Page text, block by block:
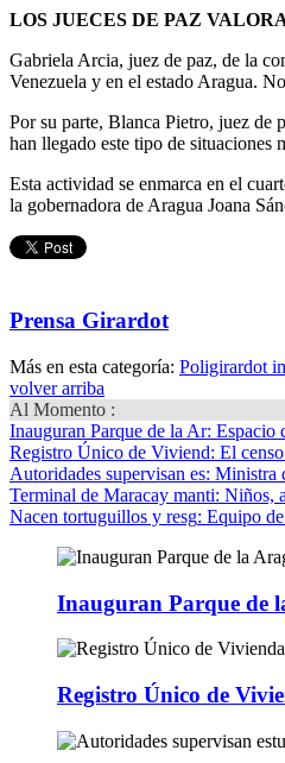
LOS JUECES DE PAZ
Gabriela Arcia, juez de paz, de la
Venezuela y en el estado Aragua.
Por su parte, Blanca Pietro, juez de
han llegado este tipo de situaciones
Esta actividad se enmarca en el
la gobernadora de Aragua Joana
Prensa Girardot
Más en esta categoría: Poligirardot
volver arriba
Al Momento :
Inauguran Parque de la Ar: Espacio
Registro Único de Viviend: El
Autoridades supervisan es: Ministra
Terminal de Maracay manti: Niños,
Nacen tortuguillos y resg: Equipo
Inauguran Parque de
Registro Único de